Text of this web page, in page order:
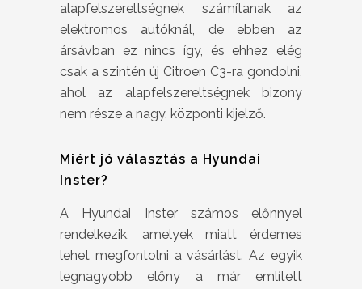
alapfelszereltségnek számítanak az
elektromos autóknál, de ebben az
ársávban ez nincs így, és ehhez elég
csak a szintén új Citroen C3-ra gondolni,
ahol az alapfelszereltségnek bizony
nem része a nagy, központi kijelző.
Miért jó választás a Hyundai
Inster?
A Hyundai Inster számos előnnyel
rendelkezik, amelyek miatt érdemes
lehet megfontolni a vásárlást. Az egyik
legnagyobb előny a már említett